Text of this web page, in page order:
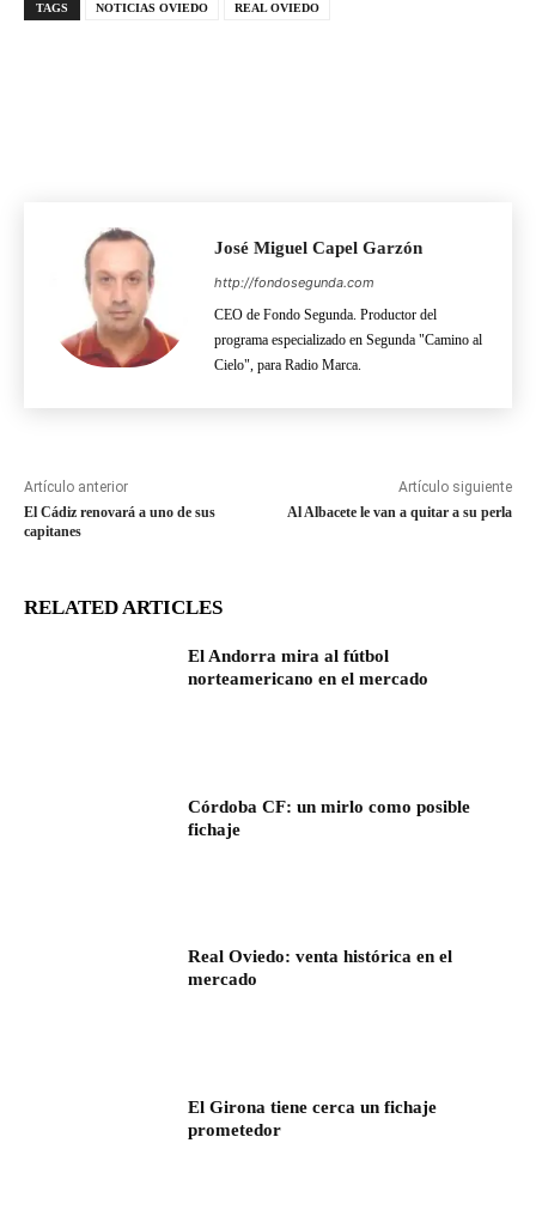
TAGS NOTICIAS OVIEDO REAL OVIEDO
José Miguel Capel Garzón
http://fondosegunda.com
CEO de Fondo Segunda. Productor del
programa especializado en Segunda "Camino al
Cielo", para Radio Marca.
Artículo anterior
El Cádiz renovará a uno de sus
capitanes
Artículo siguiente
Al Albacete le van a quitar a su perla
RELATED ARTICLES
El Andorra mira al fútbol
norteamericano en el mercado
Córdoba CF: un mirlo como posible
fichaje
Real Oviedo: venta histórica en el
mercado
El Girona tiene cerca un fichaje
prometedor